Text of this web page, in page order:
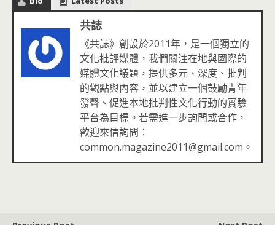
共誌
《共誌》創設於2011年，是一個獨立的
文化批評媒體，我們關注在地與國際的
媒體文化議題，提供多元、深度、批判
的觀點與內容，並以建立一個鼓勵青年
發聲、促進本地批判性文化行動的實驗
平台為目標。若需進一步詢問或合作，
歡迎來信詢問：
common.magazine2011@gmail.com。